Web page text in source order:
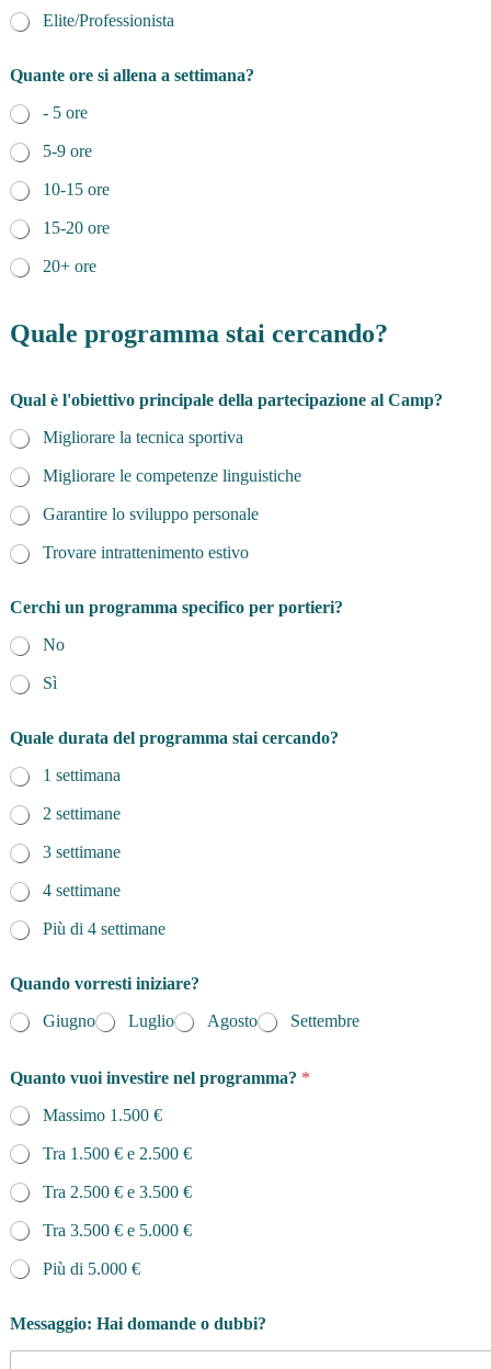
Elite/Professionista
Quante ore si allena a settimana?
- 5 ore
5-9 ore
10-15 ore
15-20 ore
20+ ore
Quale programma stai cercando?
Qual è l'obiettivo principale della partecipazione al Camp?
Migliorare la tecnica sportiva
Migliorare le competenze linguistiche
Garantire lo sviluppo personale
Trovare intrattenimento estivo
Cerchi un programma specifico per portieri?
No
Sì
Quale durata del programma stai cercando?
1 settimana
2 settimane
3 settimane
4 settimane
Più di 4 settimane
Quando vorresti iniziare?
Giugno
Luglio Agosto Settembre
Quanto vuoi investire nel programma? *
Massimo 1.500 €
Tra 1.500 € e 2.500 €
Tra 2.500 € e 3.500 €
Tra 3.500 € e 5.000 €
Più di 5.000 €
Messaggio: Hai domande o dubbi?